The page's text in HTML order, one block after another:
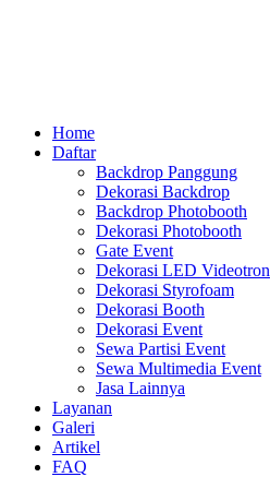
Home
Daftar
Backdrop Panggung
Dekorasi Backdrop
Backdrop Photobooth
Dekorasi Photobooth
Gate Event
Dekorasi LED Videotron
Dekorasi Styrofoam
Dekorasi Booth
Dekorasi Event
Sewa Partisi Event
Sewa Multimedia Event
Jasa Lainnya
Layanan
Galeri
Artikel
FAQ